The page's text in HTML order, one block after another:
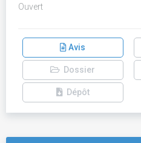
Ouvert
Avis
Dossier
Dépôt